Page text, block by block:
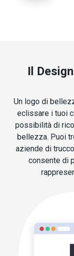
Il
Un logo di
eclissare i tuoi
possibilità di
bellezza. Puoi
aziende di
consente di